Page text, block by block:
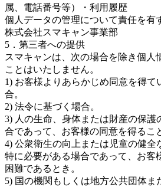
属、電話番号等）・利用履歴
個人データの管理について責任を有
株式会社スマキャン事業部
5．第三者への提供
スマキャンは、次の場合を除き個人
ことはいたしません。
1) お客様よりあらかじめ同意を得て
合。
2) 法令に基づく場合。
3) 人の生命、身体または財産の保護
合であって、お客様の同意を得るこ
4) 公衆衛生の向上または児童の健全
特に必要がある場合であって、お客
困難であるとき。
5) 国の機関もしくは地方公共団体ま